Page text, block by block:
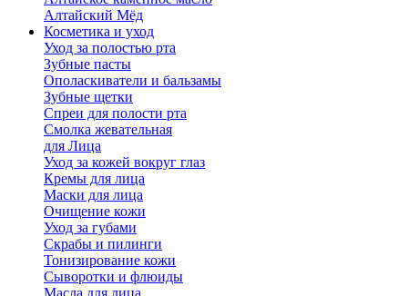
Алтайский Мёд
Косметика и уход
Уход за полостью рта
Зубные пасты
Ополаскиватели и бальзамы
Зубные щетки
Спреи для полости рта
Смолка жевательная
для Лица
Уход за кожей вокруг глаз
Кремы для лица
Маски для лица
Очищение кожи
Уход за губами
Скрабы и пилинги
Тонизирование кожи
Сыворотки и флюиды
Масла для лица